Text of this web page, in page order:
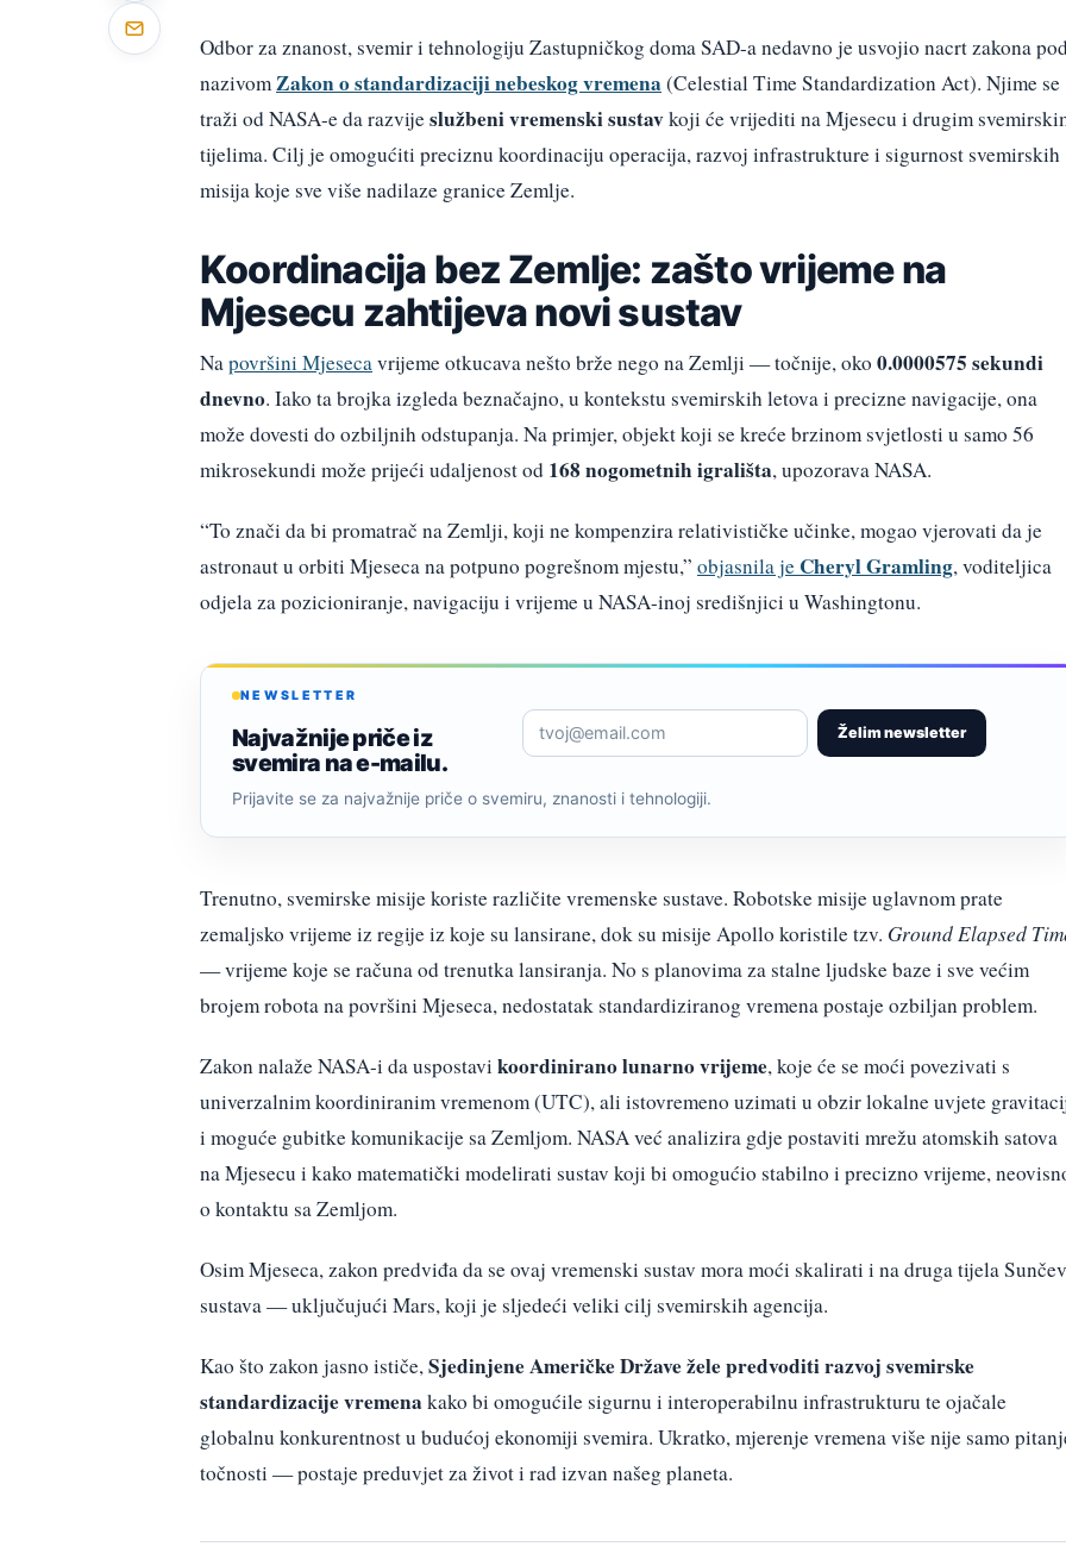
Odbor za znanost, svemir i tehnologiju Zastupničkog doma SAD-a nedavno je usvojio nacrt zakona
nazivomZakon o standardizaciji nebeskog vremena (Celestial Time Standardization Act). Njime se
traži od NASA-e da razvijeslužbeni vremenski sustavkoji će vrijediti na Mjesecu i drugim
tijelima. Cilj je omogućiti preciznu koordinaciju operacija, razvoj infrastrukture i sigurnost svemirskih
misija koje sve više nadilaze granice Zemlje.
Koordinacija bez Zemlje: zašto vrijeme na
Mjesecu zahtijeva novi sustav
Napovršini Mjesecavrijeme otkucava nešto brže nego na Zemlji — točnije, oko 0.0000575 sekundi
dnevno. Iako ta brojka izgleda beznačajno, u kontekstu svemirskih letova i precizne navigacije, ona
može dovesti do ozbiljnih odstupanja. Na primjer, objekt koji se kreće brzinom svjetlosti u samo 56
mikrosekundi može prijeći udaljenost od 168 nogometnih igrališta, upozorava NASA.
“To znači da bi promatrač na Zemlji, koji ne kompenzira relativističke učinke, mogao vjerovati da je
astronaut u orbiti Mjeseca na potpuno pogrešnom mjestu,” objasnila je Cheryl Gramling, voditeljica
odjela za pozicioniranje, navigaciju i vrijeme u NASA-inoj središnjici u Washingtonu.
NEWSLETTER
Najvažnije priče iz
svemira na e-mailu.
Želim newsletter
Prijavite se za najvažnije priče o svemiru, znanosti i tehnologiji.
Trenutno, svemirske misije koriste različite vremenske sustave. Robotske misije uglavnom prate
zemaljsko vrijeme iz regije iz koje su lansirane, dok su misije Apollo koristile tzv. Ground Elapsed
— vrijeme koje se računa od trenutka lansiranja. No s planovima za stalne ljudske baze i sve većim
brojem robota na površini Mjeseca, nedostatak standardiziranog vremena postaje ozbiljan problem.
Zakon nalaže NASA-i da uspostavi koordinirano lunarno vrijeme, koje će se moći povezivati s
univerzalnim koordiniranim vremenom (UTC), ali istovremeno uzimati u obzir lokalne uvjete
i moguće gubitke komunikacije sa Zemljom. NASA već analizira gdje postaviti mrežu atomskih satova
na Mjesecu i kako matematički modelirati sustav koji bi omogućio stabilno i precizno vrijeme,
o kontaktu sa Zemljom.
Osim Mjeseca, zakon predviđa da se ovaj vremenski sustav mora moći skalirati i na druga tijela
sustava — uključujući Mars, koji je sljedeći veliki cilj svemirskih agencija.
Kao što zakon jasno ističe,Sjedinjene Američke Države žele predvoditi razvoj svemirske
standardizacije vremena kako bi omogućile sigurnu i interoperabilnu infrastrukturu te ojačale
globalnu konkurentnost u budućoj ekonomiji svemira. Ukratko, mjerenje vremena više nije samo
točnosti — postaje preduvjet za život i rad izvan našeg planeta.